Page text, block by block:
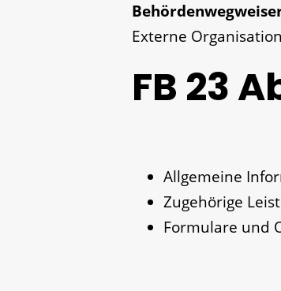
Externe
FB 23
Allgemeine
Zugehörige
Formulare und